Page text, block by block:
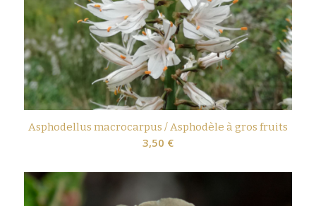
Asphodellus macrocarpus / Asphodèle à gros fruits
3,50 €